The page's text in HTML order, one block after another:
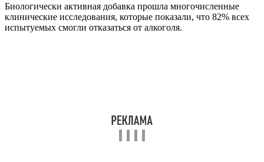
Биологически активная добавка прошла многочисленные
клинические исследования, которые показали, что 82% всех
испытуемых смогли отказаться от алкоголя.